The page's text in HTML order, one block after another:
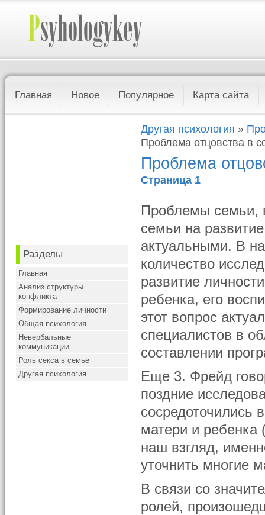
Главная Новое Популярное Карта сайта
Разделы
Главная
Анализ структуры
конфликта
Формирование личности
Общая психология
Невербальные
коммуникации
Роль секса в семье
Другая психология
Другая психология »
Проблема отцовства в
Проблема
Страница 1
Проблемы семьи,
семьи на
актуальными. В
количество
развитие
ребенка, его
этот вопрос
специалистов в
составлении
Еще 3. Фрейд
поздние
сосредоточились
матери и
наш взгляд,
уточнить многие
В связи со
ролей,